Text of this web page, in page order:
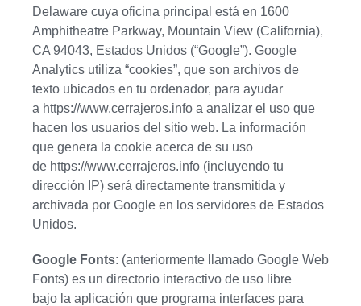
Delaware cuya oficina principal está en 1600
Amphitheatre Parkway, Mountain View (California),
CA 94043, Estados Unidos (“Google”). Google
Analytics utiliza “cookies”, que son archivos de
texto ubicados en tu ordenador, para ayudar
a https://www.cerrajeros.info a analizar el uso que
hacen los usuarios del sitio web. La información
que genera la cookie acerca de su uso
de https://www.cerrajeros.info (incluyendo tu
dirección IP) será directamente transmitida y
archivada por Google en los servidores de Estados
Unidos.
Google Fonts: (anteriormente llamado Google Web
Fonts) es un directorio interactivo de uso libre
bajo la aplicación que programa interfaces para